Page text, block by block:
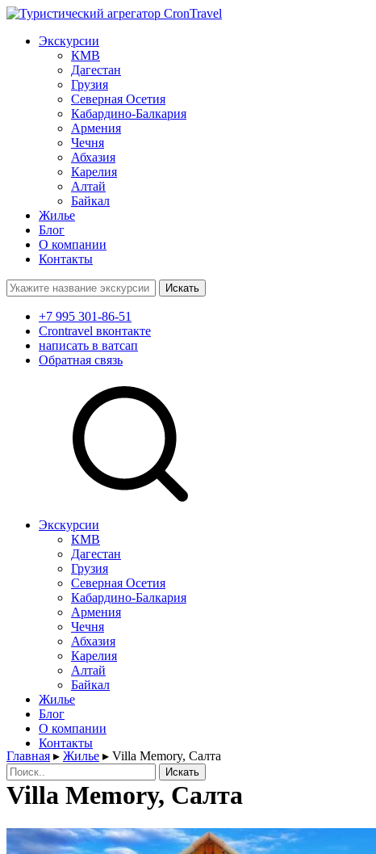
Экскурсии
КМВ
Дагестан
Грузия
Северная Осетия
Кабардино-Балкария
Армения
Чечня
Абхазия
Карелия
Алтай
Байкал
Жилье
Блог
О компании
Контакты
Поиск:
+7 995 301-86-51
Crontravel вконтакте
написать в ватсап
Обратная связь
Экскурсии
КМВ
Дагестан
Грузия
Северная Осетия
Кабардино-Балкария
Армения
Чечня
Абхазия
Карелия
Алтай
Байкал
Жилье
Блог
О компании
Контакты
Поиск:
Главная ▸ Жилье ▸ Villa Memory, Салта
Villa Memory, Салта